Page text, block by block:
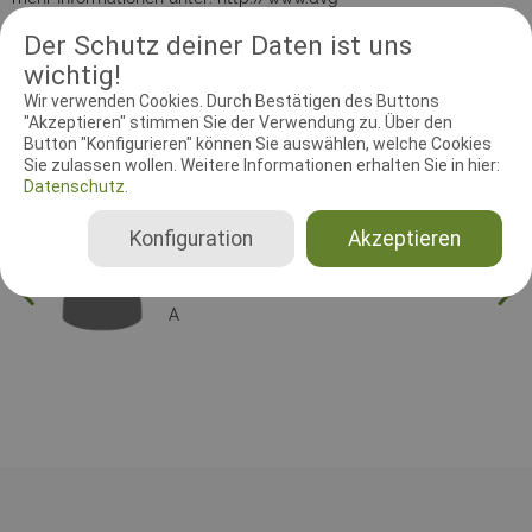
Der Schutz deiner Daten ist uns
wichtig!
Wir verwenden Cookies. Durch Bestätigen des Buttons
"Akzeptieren" stimmen Sie der Verwendung zu. Über den
Button "Konfigurieren" können Sie auswählen, welche Cookies
Sie zulassen wollen. Weitere Informationen erhalten Sie in hier:
Datenschutz.
Akzeptieren
Konfiguration
hundesport.de/home/gebrauchshundsport/bundessiegerpruefu
ng~8a8181bf1dfce6f4011dfd0f5e7300e3.de.html
RICHTER UND HELFER
Leistungsrichter Schutzdiensthelfer
Leistungsrichter
Andreas Diedrich
A